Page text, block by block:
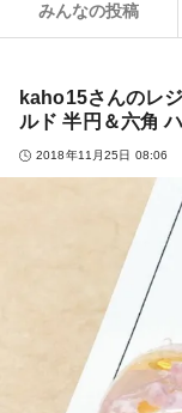
みんなの投稿
kaho15さんのレ
ルド 半円＆六角
2018年11月25日 08:06